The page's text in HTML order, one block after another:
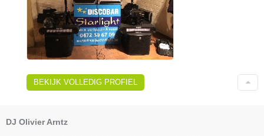
BEKIJK VOLLEDIG PROFIEL
DJ Olivier Arntz